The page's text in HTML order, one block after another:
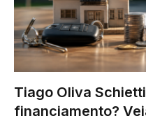
Tiago Oliva
financiamento?